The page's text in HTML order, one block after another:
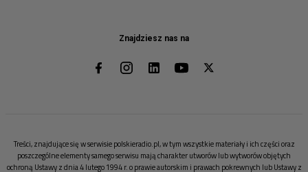
Znajdziesz nas na
Treści, znajdujące się w serwisie polskieradio.pl, w tym wszystkie materiały i ich części oraz
poszczególne elementy samego serwisu mają charakter utworów lub wytworów objętych
ochroną Ustawy z dnia 4 lutego 1994 r. o prawie autorskim i prawach pokrewnych lub Ustawy z